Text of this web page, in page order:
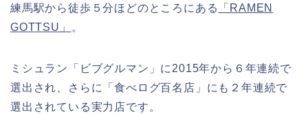
練馬駅から徒歩５分ほどのところにある
「RAMEN
GOTTSU」
。
ミシュラン「ビブグルマン」に2015年から６年連続で
選出され、さらに「食べログ百名店」にも２年連続で
選出されている実力店です。